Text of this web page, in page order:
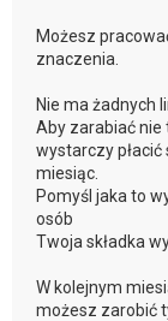
Możesz
znaczenia.
Nie ma żadnych
Aby zarabiać nie
wystarczy płacić
miesiąc.
Pomyśl jaka to
osób
Twoja składka
W kolejnym
możesz zarobić